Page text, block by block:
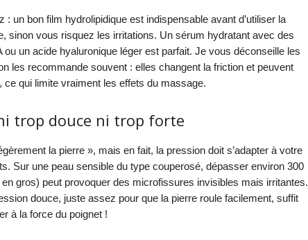
un bon film hydrolipidique est indispensable avant d’utiliser la
sinon vous risquez les irritations. Un sérum hydratant avec des
un acide hyaluronique léger est parfait. Je vous déconseille les
les recommande souvent : elles changent la friction et peuvent
ce qui limite vraiment les effets du massage.
trop douce ni trop forte
la pierre », mais en fait, la pression doit s’adapter à votre
Sur une peau sensible du type couperosé, dépasser environ 300
gros) peut provoquer des microfissures invisibles mais irritantes.
douce, juste assez pour que la pierre roule facilement, suffit
à la force du poignet !